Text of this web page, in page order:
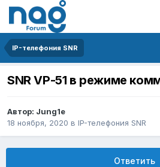
IP-телефония SNR
SNR VP-51 в режиме
Автор: Jung1e
18 ноября, 2020 в IP-телефония SNR
Ответить